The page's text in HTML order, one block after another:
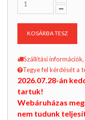
KOSÁRBA TESZ
Szállítási
Tegye fel kérdését a
2026.07.28-án
tartuk!
Webáruházas
nem tudunk